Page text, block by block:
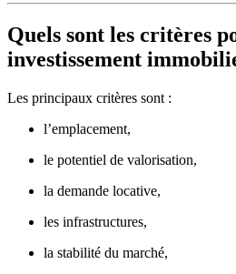
Quels sont les critères
investissement
Les principaux critères sont :
l’emplacement,
le potentiel de valorisation,
la demande locative,
les infrastructures,
la stabilité du marché,